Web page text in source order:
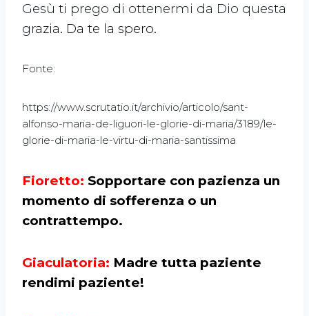
Gesù ti prego di ottenermi da Dio questa
grazia. Da te la spero.
Fonte:
https://www.scrutatio.it/archivio/articolo/sant-
alfonso-maria-de-liguori-le-glorie-di-maria/3189/le-
glorie-di-maria-le-virtu-di-maria-santissima
Fioretto: Sopportare con pazienza un
momento di sofferenza o un
contrattempo.
Giaculatoria: Madre tutta paziente
rendimi paziente!